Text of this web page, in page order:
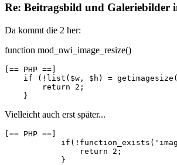
Re: Beitragsbild und Galeriebilder
Da kommt die 2 her:
function mod_nwi_image_resize()
[== PHP ==]
if (!list($w, $h) =
        return 2;
    }
Vielleicht auch erst später...
[== PHP ==]
                return 2;
            }